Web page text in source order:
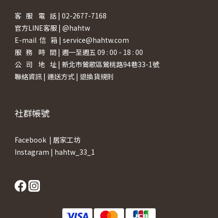
客 服 電 話 | 02-2677-7168
官方LINE客服 | @hahtw
E-mail 信 箱 | service@hahtw.com
服 務 時 間 | 週一至週五 09 : 00 - 18 : 00
公 司 地 址 | 新北市鶯歌區鶯桃路94巷33-1號
聯絡資訊 | 運送方式 | 退換貨規則
社群帳號
Facebook | 居家工坊
Instagram | hahtw_33_1